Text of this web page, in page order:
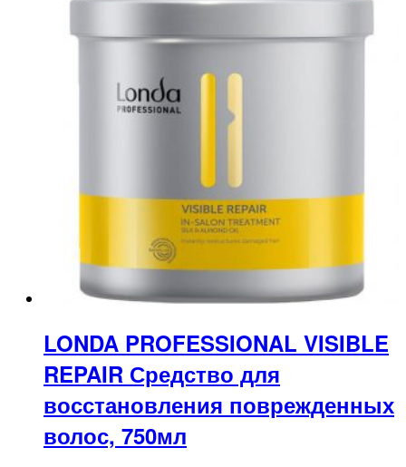
LONDA PROFESSIONAL VISIBLE
REPAIR Средство для
восстановления поврежденных
волос, 750мл